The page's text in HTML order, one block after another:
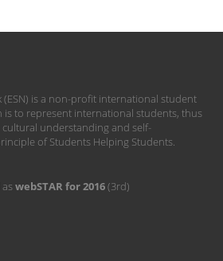
(ESN) is a non-profit international student
is to represent international students, thus
understanding and self-
of Students Helping Students.
webSTAR for 2016(3rd)